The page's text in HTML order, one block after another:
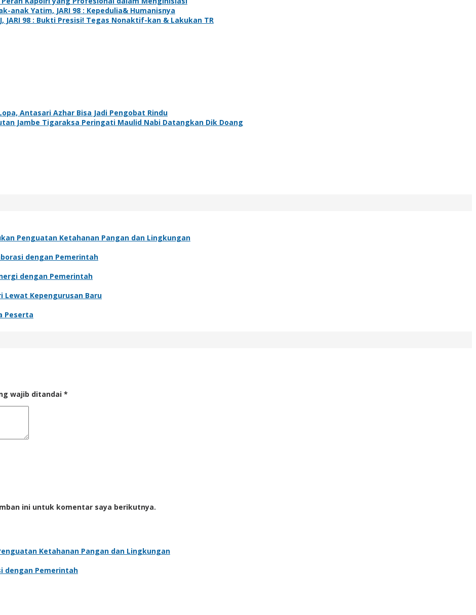
anak Yatim, JARI 98 : Kepedulia& Humanisnya
JARI 98 : Bukti Presisi! Tegas Nonaktif-kan & Lakukan TR
Antasari Azhar Bisa Jadi Pengobat Rindu
Jambe Tigaraksa Peringati Maulid Nabi Datangkan Dik Doang
Penguatan Ketahanan Pangan dan Lingkungan
dengan Pemerintah
dengan Pemerintah
Lewat Kepengurusan Baru
Peserta
wajib ditandai *
ini untuk komentar saya berikutnya.
Ketahanan Pangan dan Lingkungan
dengan Pemerintah